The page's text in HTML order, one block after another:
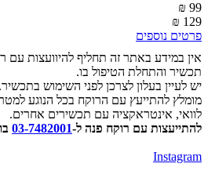
99
129
נוספים
במידע באתר זה תחליף להיוועצות עם
והתחלת הטיפול בו.
לעיין בעלון לצרכן לפני השימוש בתכשיר.
להתייעץ עם הרוקח בכל הנוגע
אינטראקציה עם תכשירים אחרים.
עם רוקח פנה ל- 03-7482001